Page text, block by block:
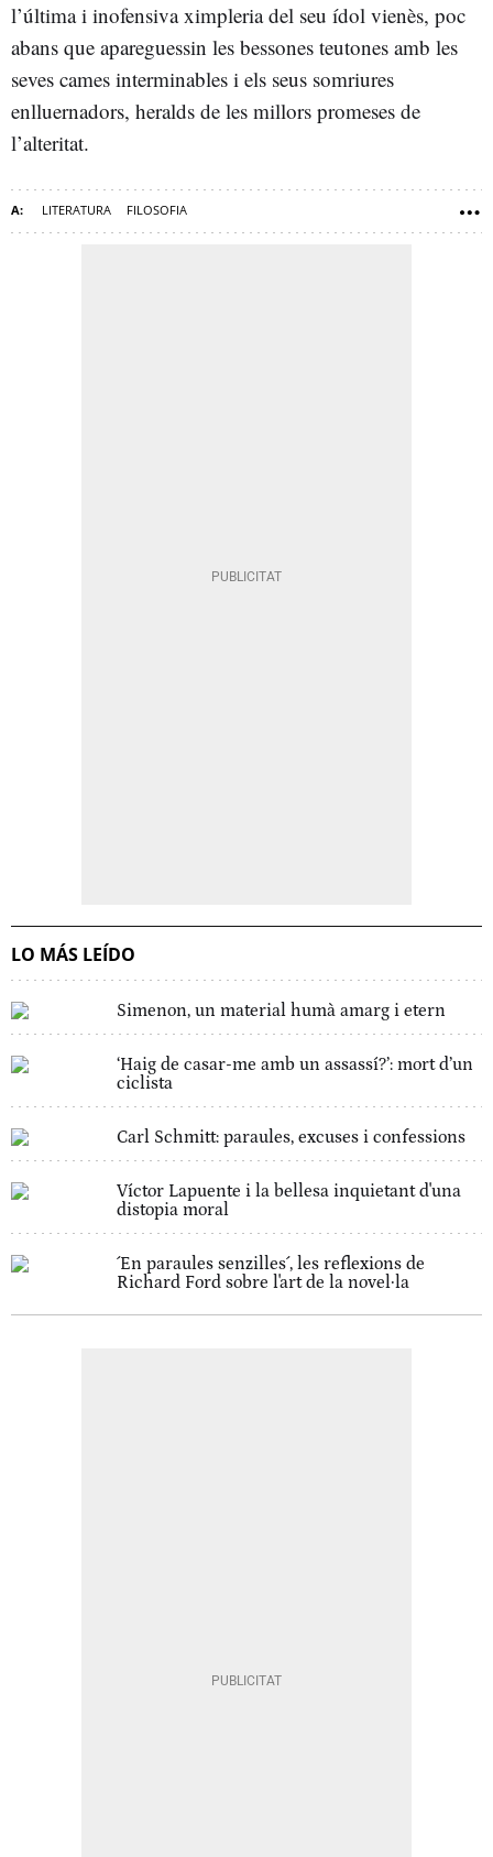
l’última i inofensiva ximpleria del seu ídol vienès, poc
abans que apareguessin les bessones teutones amb les
seves cames interminables i els seus somriures
enlluernadors, heralds de les millors promeses de
l’alteritat.
LITERATURA FILOSOFIA
LO MÁS LEÍDO
Simenon, un material humà amarg i etern
‘Haig de casar-me amb un assassí?’: mort d’un
ciclista
Carl Schmitt: paraules, excuses i confessions
Víctor Lapuente i la bellesa inquietant d'una
distopia moral
´En paraules senzilles´, les reflexions de
Richard Ford sobre l'art de la novel·la